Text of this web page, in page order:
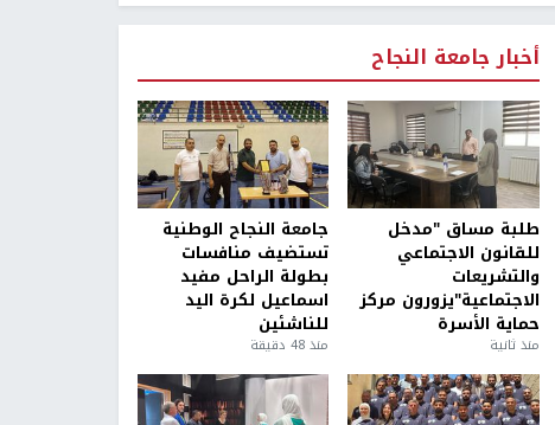
أخبار جامعة النجاح
طلبة مساق "مدخل
للقانون الاجتماعي
والتشريعات
الاجتماعية"يزورون مركز
حماية الأسرة
منذ ثانية
جامعة النجاح الوطنية
تستضيف منافسات
بطولة الراحل مفيد
اسماعيل لكرة اليد
للناشئين
منذ 48 دقيقة